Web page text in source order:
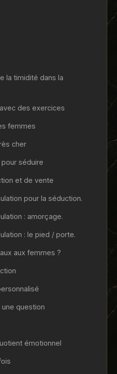
la timidité dans la
des exercices
femmes
cher
séduire
et de vente
pour la séduction.
: amorçage.
: le pied / porte.
aux femmes ?
question
émotionnel